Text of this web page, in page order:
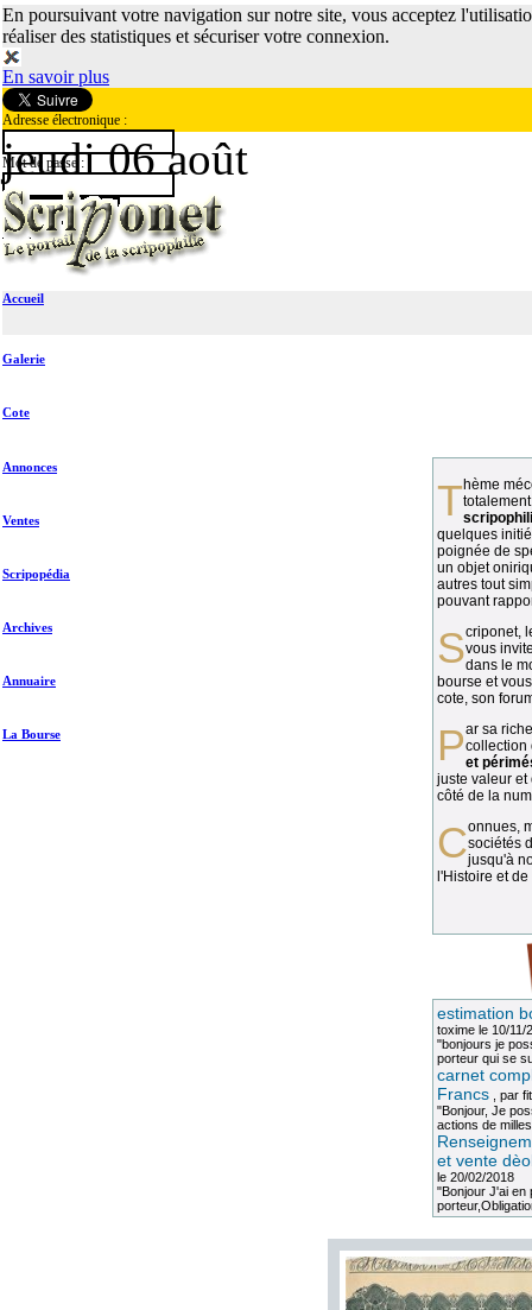
En poursuivant votre navigation sur notre site, vous acceptez
réaliser des statistiques et sécuriser votre connexion.
En savoir plus
Adresse électronique :
Mot de passe :
jeudi 06 août
Accueil
Galerie
Cote
Annonces
Ventes
Scripopédia
Archives
Annuaire
La Bourse
Thème méconnu des collectionneurs et
quelques
poignée de
un objet
autres tout
pouvant
vous
dans le
bourse et
cote, son
Par sa richesse et sa diversité, lacollection
et
juste valeur et
côté de la
Connues, méconnues, ou inconnues, lessociétés
jusqu'à
l'Histoire et
estimation
toximele 10/11/
"bonjours je
porteur qui se
carnet
Francs, par
"Bonjour, Je
actions de
et vente
le 20/02/2018
"Bonjour J'ai en